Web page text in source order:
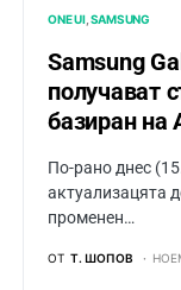
ONE UI SAMSUNG
Samsung
получават
базиран на
По-рано днес
актуализацята
променен…
ОТ Т. ШОПОВ